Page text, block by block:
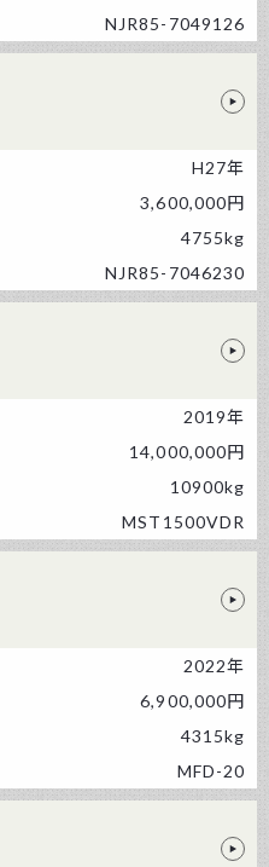
NJR85-7049126
H27年
3,600,000円
4755kg
NJR85-7046230
2019年
14,000,000円
10900kg
MST1500VDR
2022年
6,900,000円
4315kg
MFD-20